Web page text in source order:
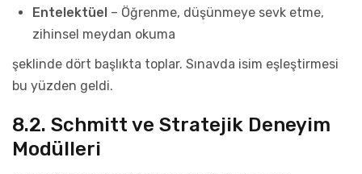
Entelektüel – Öğrenme, düşünmeye sevk etme,
zihinsel meydan okuma
şeklinde dört başlıkta toplar. Sınavda isim eşleştirmesi
bu yüzden geldi.
8.2. Schmitt ve Stratejik Deneyim
Modülleri